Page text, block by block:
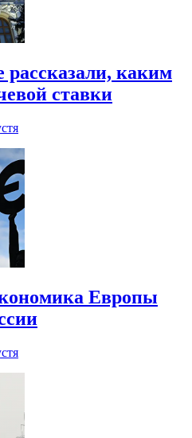
рассказали, каким
ставки
Европы